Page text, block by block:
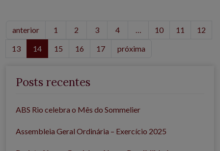
anterior 1 2 3 4 … 10 11
12
13
14 15 16 17 próxima
Posts recentes
ABS Rio celebra o Mês do Sommelier
Assembleia Geral Ordinária – Exercício 2025